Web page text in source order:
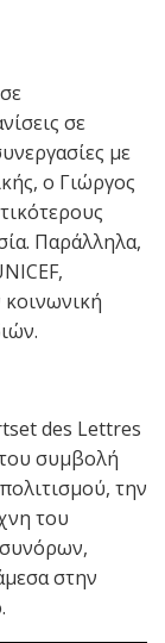
σε
με
ο Γιώργος
Παράλληλα,
κοινωνική
des Lettres
συμβολή
την
του
στην